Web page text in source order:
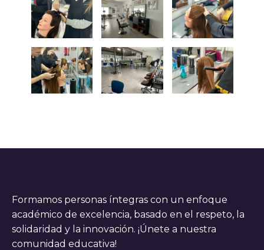
Formamos personas íntegras con un enfoque
académico de excelencia, basado en el respeto, la
solidaridad y la innovación. ¡Únete a nuestra
comunidad educativa!